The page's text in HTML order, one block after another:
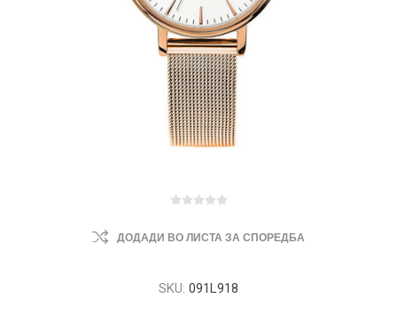
ДОДАДИ ВО ЛИСТА ЗА СПОРЕДБА
SKU: 091L918